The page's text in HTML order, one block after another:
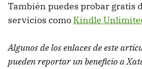
También puedes probar gratis
servicios como Kindle
Algunos de los enlaces de este
pueden reportar un beneficio a